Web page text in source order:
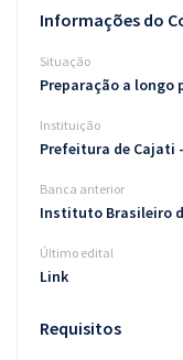
Questões grátis
Blog
Aprovados
Atendimento
Informações do
Situação
Preparação a longo
Instituição
Prefeitura de Cajati
Banca anterior
Instituto Brasileiro
Último edital
Link
Requisitos